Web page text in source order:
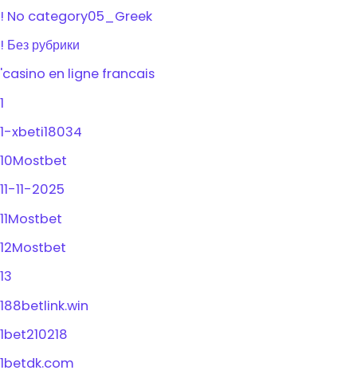
! No category05_Greek
! Без рубрики
'casino en ligne francais
1
1-xbeti18034
10Mostbet
11-11-2025
11Mostbet
12Mostbet
13
188betlink.win
1bet210218
1betdk.com